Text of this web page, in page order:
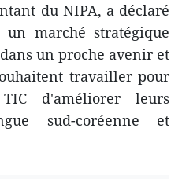
du NIPA, a déclaré
marché stratégique
un proche avenir et
travailler pour
d'améliorer leurs
sud-coréenne et